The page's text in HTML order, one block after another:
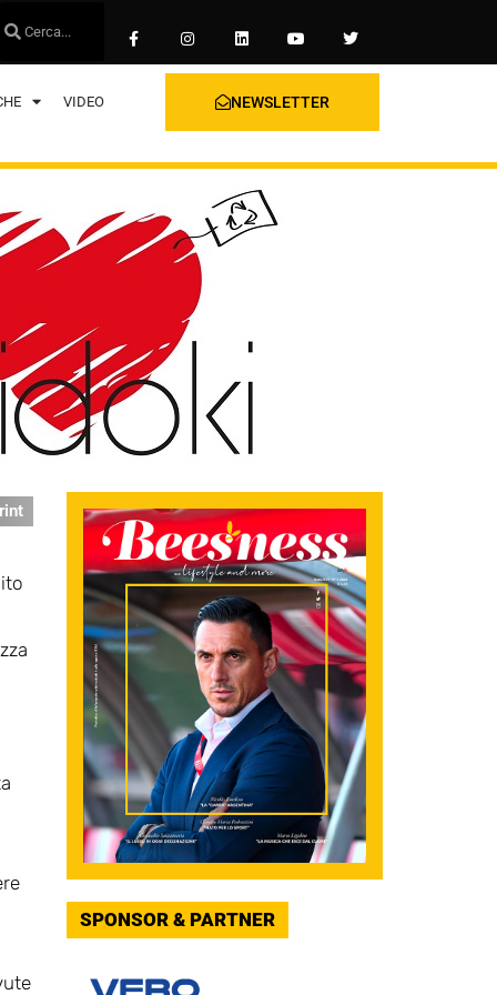
VIDEO NEWSLETTER
SPONSOR & PARTNER